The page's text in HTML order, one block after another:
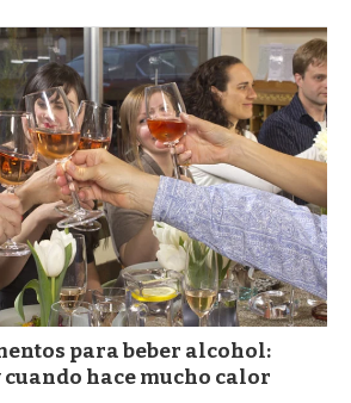
para beber alcohol:
hace mucho calor